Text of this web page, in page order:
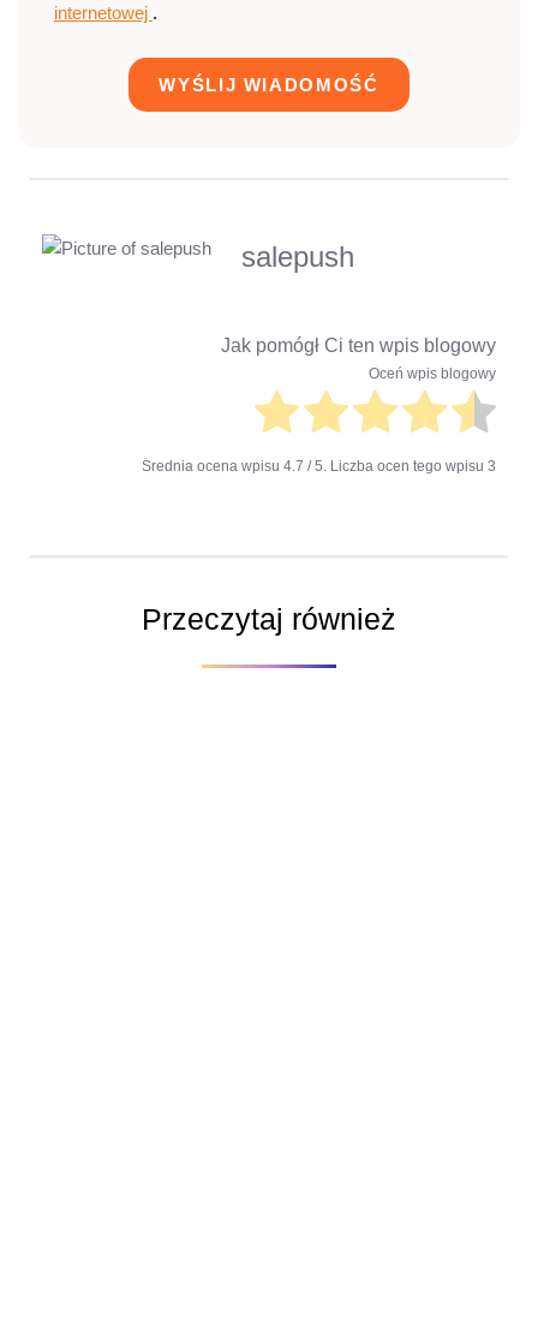
internetowej .
WYŚLIJ WIADOMOŚĆ
salepush
Jak pomógł Ci ten wpis blogowy
Oceń wpis blogowy
Średnia ocena wpisu 4.7 / 5. Liczba ocen tego wpisu 3
Przeczytaj również